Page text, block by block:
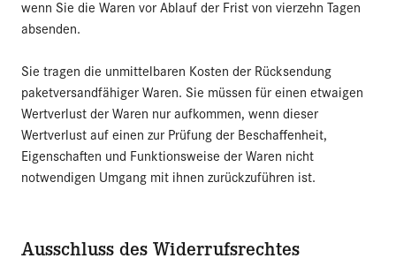
wenn Sie die Waren vor Ablauf der Frist von vierzehn Tagen
absenden.
Sie tragen die unmittelbaren Kosten der Rücksendung
paketversandfähiger Waren. Sie müssen für einen etwaigen
Wertverlust der Waren nur aufkommen, wenn dieser
Wertverlust auf einen zur Prüfung der Beschaffenheit,
Eigenschaften und Funktionsweise der Waren nicht
notwendigen Umgang mit ihnen zurückzuführen ist.
Ausschluss des Widerrufsrechtes